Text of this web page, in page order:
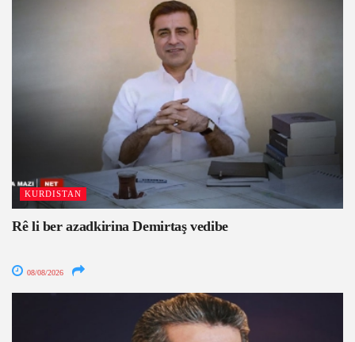
KURDISTAN
Rê li ber azadkirina Demirtaş vedibe
08/08/2026